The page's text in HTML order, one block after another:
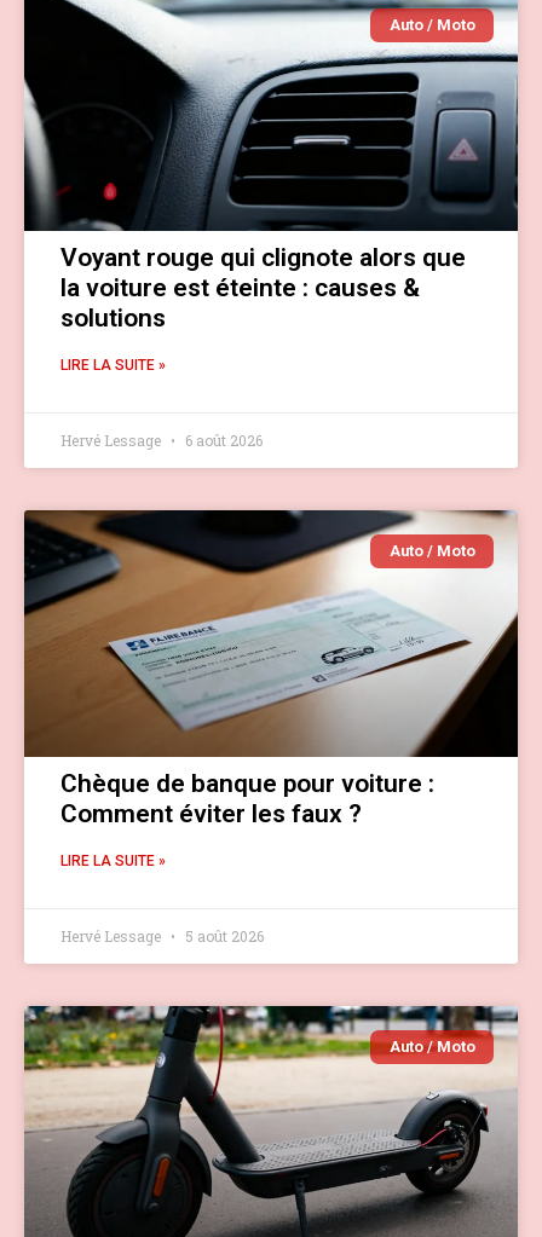
Auto / Moto
Voyant rouge qui clignote alors que
la voiture est éteinte : causes &
solutions
LIRE LA SUITE »
Hervé Lessage 6 août 2026
Auto / Moto
Chèque de banque pour voiture :
Comment éviter les faux ?
LIRE LA SUITE »
Hervé Lessage 5 août 2026
Auto / Moto